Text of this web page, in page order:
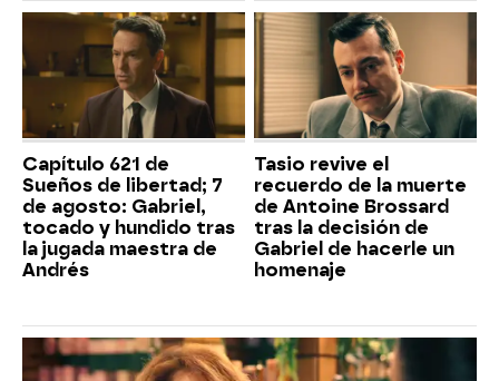
Capítulo 621 de
Sueños de libertad; 7
de agosto: Gabriel,
tocado y hundido tras
la jugada maestra de
Andrés
Tasio revive el
recuerdo de la muerte
de Antoine Brossard
tras la decisión de
Gabriel de hacerle un
homenaje